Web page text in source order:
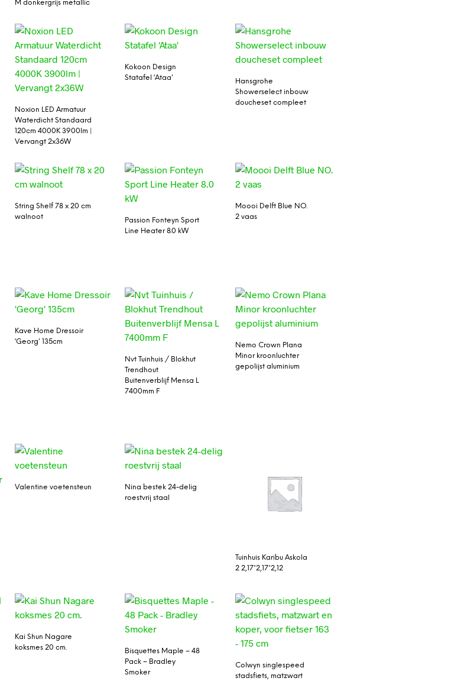
M donkergrijs metallic
Noxion LED Armatuur
Waterdicht Standaard
120cm 4000K 3900lm |
Vervangt 2x36W
Kokoon Design
Statafel ‘Ataa’
Hansgrohe
Showerselect inbouw
doucheset compleet
String Shelf 78 x 20 cm
walnoot
Passion Fonteyn Sport
Line Heater 8.0 kW
Moooi Delft Blue NO.
2 vaas
Kave Home Dressoir
‘Georg’ 135cm
Nvt Tuinhuis / Blokhut
Trendhout
Buitenverblijf Mensa L
7400mm F
Nemo Crown Plana
Minor kroonluchter
gepolijst aluminium
Valentine voetensteun
Nina bestek 24-delig
roestvrij staal
Tuinhuis Karibu Askola
2 2,17*2,17*2,12
Kai Shun Nagare
koksmes 20 cm.
Bisquettes Maple – 48
Pack – Bradley
Smoker
Colwyn singlespeed
stadsfiets, matzwart